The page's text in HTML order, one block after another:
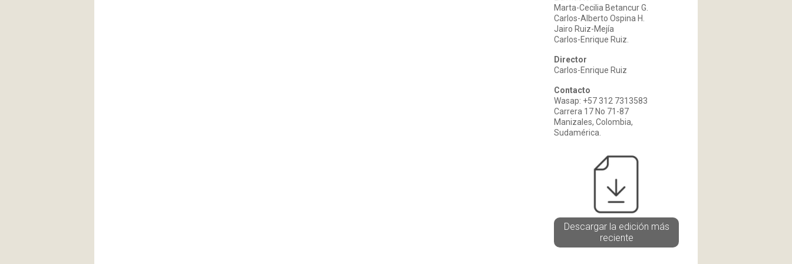
Marta-Cecilia Betancur G.
Carlos-Alberto Ospina H.
Jairo Ruiz-Mejía
Carlos-Enrique Ruiz.
Director
Carlos-Enrique Ruiz
Contacto
Wasap: +57 312 7313583
Carrera 17 No 71-87
Manizales, Colombia,
Sudamérica.
Descargar la edición más
reciente